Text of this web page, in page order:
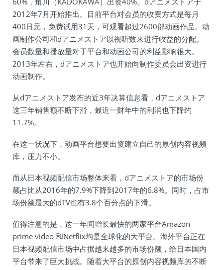
2012年7月开始推出。目前平台对会员的收费方式是每月
400日元，免费试用31天，可观看超过2600部动画作品。动
画制作公司和dアニメストア以视听数来进行收益的分配。
会员数量和播放量对于平台和动画公司的利益影响很大。
2013年左右，dアニメストア也开始向制作委员会出资进行
动画制作。
从dアニメストア发布的近3年决算信息看，dアニメストア
这三年销售额不断下滑，最近一财年中的利润也下降约
11.7%。
在这一状况下，动画平台想要出资建立自己的原创内容视频
库，压力不小。
而从日本视频配信市场整体来看，dアニメストア的市场份
额占比从2016年的7.9%下降到2017年的6.8%。同时，占市
场份额最大的dTV也有3.8个百分点的下滑。
值得注意的是，这一年间增长最快的两家平台Amazon
prime video 和Netflix均是全球化的大平台。海外平台正在
日本视频配信市场中占据越来越多的市场份额，给日本国内
平台带来了巨大挑战。随着大平台的原创内容视频库的不断